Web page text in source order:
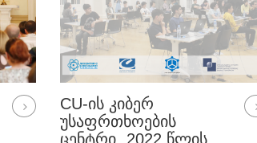
CU-ᲘᲡ ᲙᲘᲑᲔᲠ
ᲣᲡᲐᲤᲠᲗᲮᲝᲔᲑᲘᲡ
ᲪᲔᲜᲢᲠᲘ „2022 ᲬᲚᲘᲡ